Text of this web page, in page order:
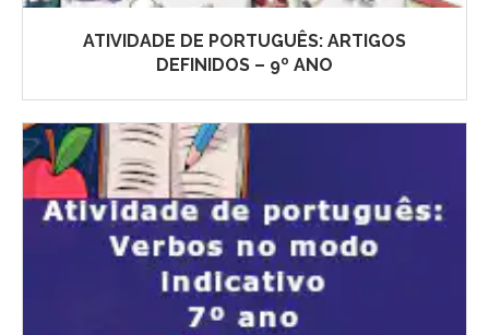
ATIVIDADE DE PORTUGUÊS: ARTIGOS
DEFINIDOS – 9º ANO